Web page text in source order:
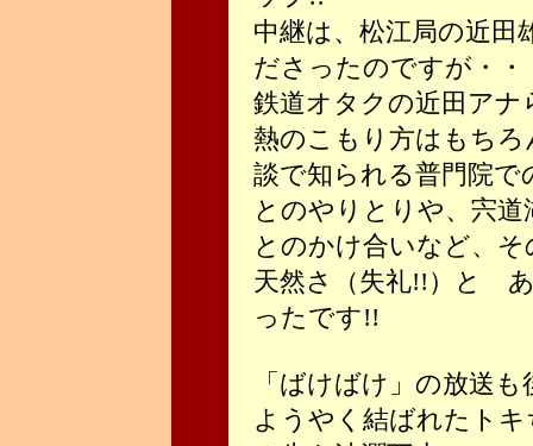
中継は、松江局の近田
ださったのですが・・
鉄道オタクの近田アナ
熱のこもり方はもち
談で知られる普門院で
とのやりとりや、宍
とのかけ合いなど、
天然さ（失礼!!）と
ったです!!
「ばけばけ」の放送
ようやく結ばれたト